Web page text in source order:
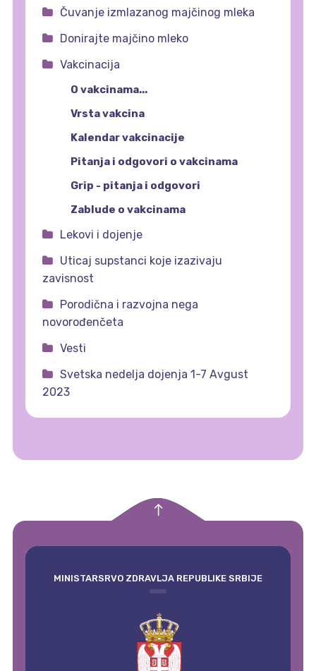
Čuvanje izmlazanog majčinog mleka
Donirajte majčino mleko
Vakcinacija
O vakcinama...
Vrsta vakcina
Kalendar vakcinacije
Pitanja i odgovori o vakcinama
Grip - pitanja i odgovori
Zablude o vakcinama
Lekovi i dojenje
Uticaj supstanci koje izazivaju
zavisnost
Porodična i razvojna nega
novorođenčeta
Vesti
Svetska nedelja dojenja 1-7 Avgust
2023
MINISTARSRVO ZDRAVLJA REPUBLIKE SRBIJE